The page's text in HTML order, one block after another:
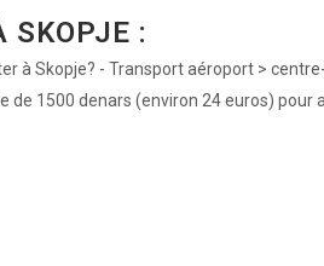
SKOPJE :
à Skopje? - Transport aéroport >
1500 denars (environ 24 euros) pour